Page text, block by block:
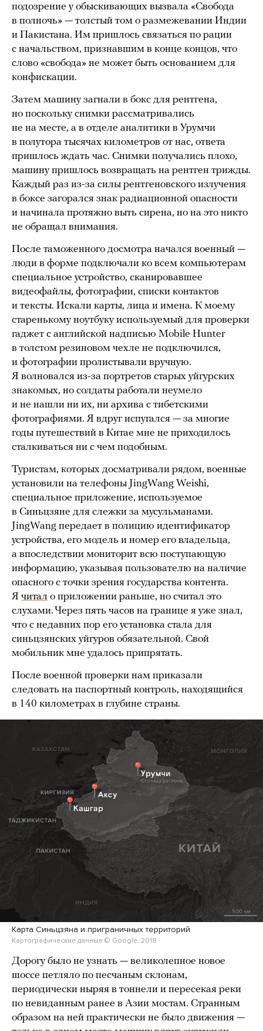
подозрение у обыскивающих вызвала «Свобода
в полночь» — толстый том о размежевании Индии
и Пакистана. Им пришлось связаться по рации
с начальством, признавшим в конце концов, что
слово «свобода» не может быть основанием для
конфискации.
Затем машину загнали в бокс для рентгена,
но поскольку снимки рассматривались
не на месте, а в отделе аналитики в Урумчи
в полутора тысячах километров от нас, ответа
пришлось ждать час. Снимки получались плохо,
машину пришлось возвращать на рентген трижды.
Каждый раз из-за силы рентгеновского излучения
в боксе загорался знак радиационной опасности
и начинала протяжно выть сирена, но на это никто
не обращал внимания.
После таможенного досмотра начался военный —
люди в форме подключали ко всем компьютерам
специальное устройство, сканировавшее
видеофайлы, фотографии, списки контактов
и тексты. Искали карты, лица и имена. К моему
старенькому ноутбуку используемый для проверки
гаджет с английской надписью Mobile Hunter
в толстом резиновом чехле не подключился,
и фотографии пролистывали вручную.
Я волновался из-за портретов старых уйгурских
знакомых, но солдаты работали неумело
и не нашли ни их, ни архива с тибетскими
фотографиями. Я вдруг испугался — за многие
годы путешествий в Китае мне не приходилось
сталкиваться ни с чем подобным.
Туристам, которых досматривали рядом, военные
установили на телефоны JingWang Weishi,
специальное приложение, используемое
в Синьцзяне для слежки за мусульманами.
JingWang передает в полицию идентификатор
устройства, его модель и номер его владельца,
а впоследствии мониторит всю поступающую
информацию, указывая пользователю на наличие
опасного с точки зрения государства контента.
Я читал о приложении раньше, но считал это
слухами. Через пять часов на границе я уже знал,
что с недавних пор его установка стала для
синьцзянских уйгуров обязательной. Свой
мобильник мне удалось припрятать.
После военной проверки нам приказали
следовать на паспортный контроль, находящийся
в 140 километрах в глубине страны.
Карта Синьцзяна и приграничных территорий
Картографические данные © Google, 2018
Дорогу было не узнать — великолепное новое
шоссе петляло по песчаным склонам,
периодически ныряя в тоннели и пересекая реки
по невиданным ранее в Азии мостам. Странным
образом на ней практически не было движения —